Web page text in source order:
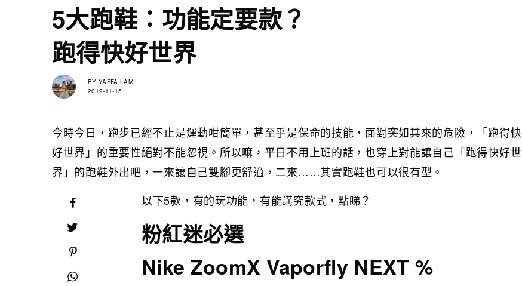
5大跑鞋：功能定要款？
跑得快好世界
BY YAFFA LAM
2019-11-15
今時今日，跑步已經不止是運動咁簡單，甚至乎是保命的技能，面對突如其來的危險，「跑得快
好世界」的重要性絕對不能忽視。所以嘛，平日不用上班的話，也穿上對能讓自己「跑得快好世
界」的跑鞋外出吧，一來讓自己雙腳更舒適，二來……其實跑鞋也可以很有型。
以下5款，有的玩功能，有能講究款式，點睇？
粉紅迷必選
Nike ZoomX Vaporfly NEXT %